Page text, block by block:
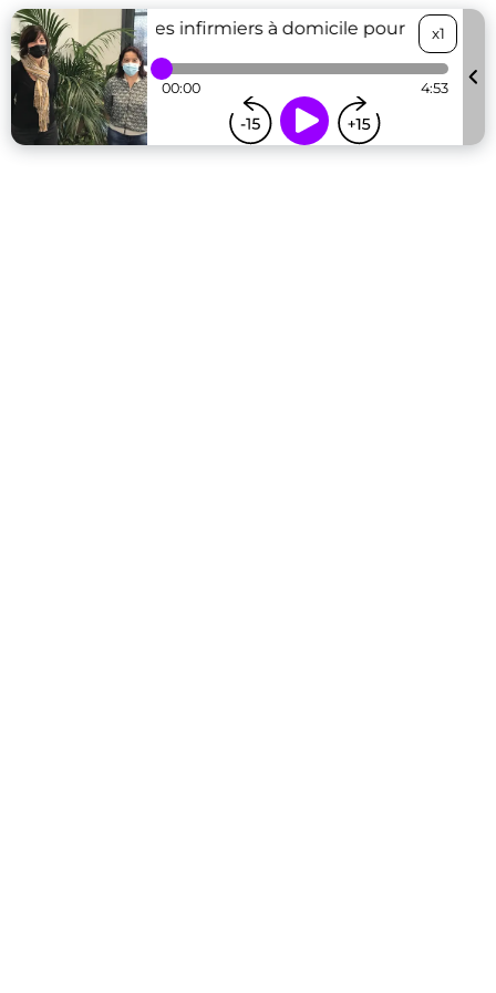
CPAM envoie des infirmiers à domicile pour mieux
x1
00:00 4:53